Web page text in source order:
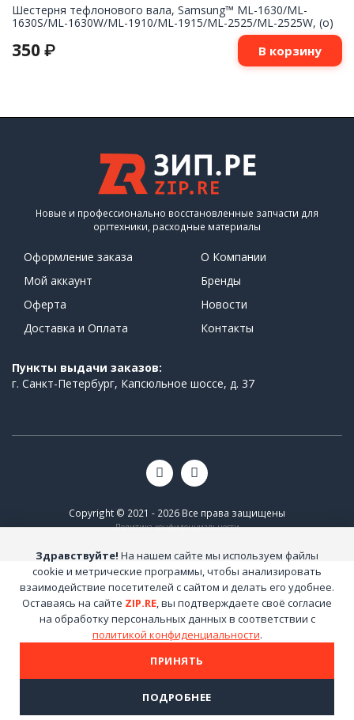
Шестерня тефлонового вала, Samsung™ ML-1630/ML-
1630S/ML-1630W/ML-1910/ML-1915/ML-2525/ML-2525W, (о)
350 ₽ В корзину
Новые и профессионально восстановленные запчасти для
оргтехники, расходные материалы
Оформление заказа
Мой аккаунт
Оферта
Доставка и Оплата
О Компании
Бренды
Новости
Контакты
Пункты выдачи заказов:
г. Санкт-Петербург, Капсюльное шоссе, д. 37
Copyright © 2021 - 2026 Все права защищены
Политика конфиденциальности
Здравствуйте! На нашем сайте мы используем файлы
cookie и метрические программы, чтобы анализировать
взаимодействие посетителей с сайтом и делать его удобнее.
Оставаясь на сайте ZIP.RE, вы подтверждаете своё согласие
на обработку персональных данных в соответствии с
политикой конфиденциальности.
ПРИНЯТЬ
ПОДРОБНЕЕ